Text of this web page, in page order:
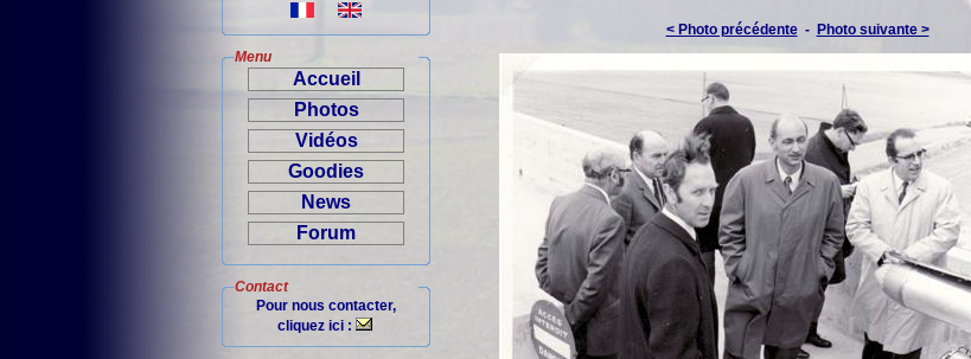
Menu
Accueil
Photos
Vidéos
Goodies
News
Forum
Contact
Pour nous contacter,
cliquez ici :
< Photo précédente- Photo suivante >